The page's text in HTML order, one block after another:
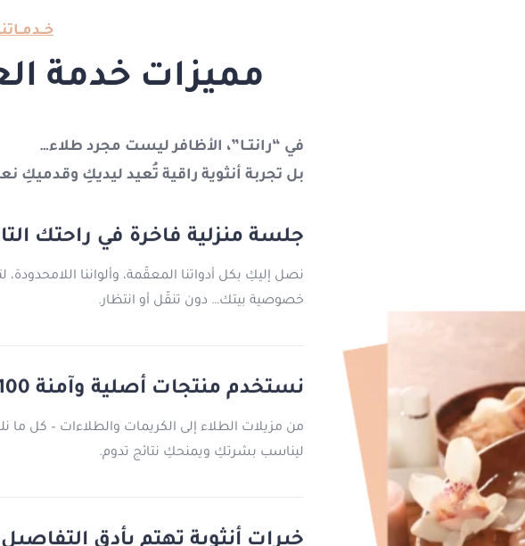
مميزات خدمة
في “رانتــا”، الأظافر ليست مجرد طلاء…
بل تجربة أنثوية راقية تُعيد ليديكِ وقدميكِ
جلسة منزلية فاخرة في راحتك
نصل إليكِ بكل أدواتنا المعقّمة، وألواننا اللامحدودة،
خصوصية بيتك… دون تنقّل أو انتظار.
نستخدم منتجات أصلية وآمنة 100%
من مزيلات الطلاء إلى الكريمات والطلاءات – كل ما
ليناسب بشرتكِ ويمنحكِ نتائج تدوم.
خبرات أنثوية تهتم بأدق التفاصيل